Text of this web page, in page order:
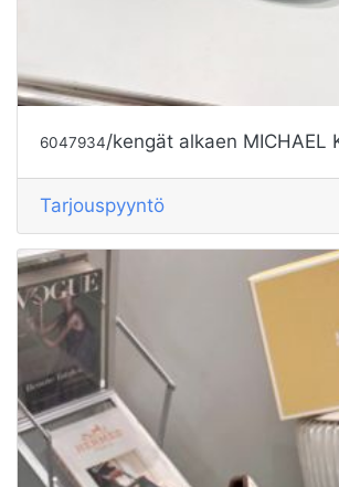
6047934/kengät alkaen MICHAEL
Tarjouspyyntö